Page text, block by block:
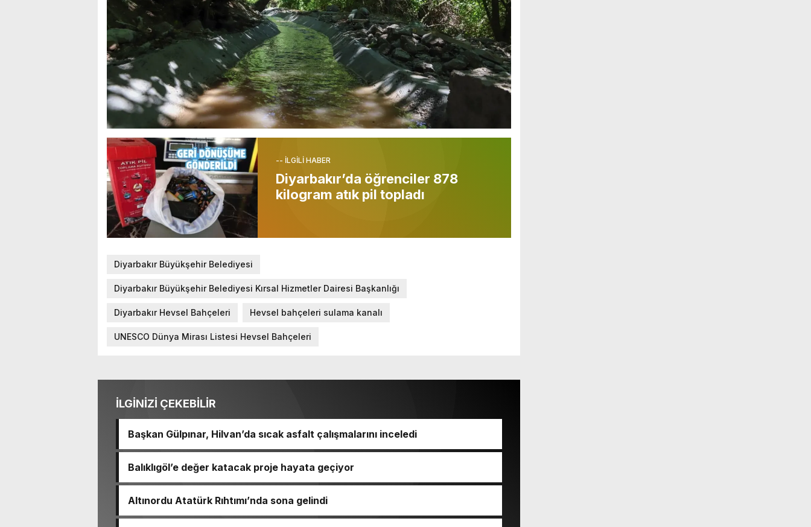
-- İLGİLİ HABER
Diyarbakır’da öğrenciler 878
kilogram atık pil topladı
Diyarbakır Büyükşehir Belediyesi
Diyarbakır Büyükşehir Belediyesi Kırsal Hizmetler Dairesi Başkanlığı
Diyarbakır Hevsel Bahçeleri Hevsel bahçeleri sulama kanalı
UNESCO Dünya Mirası Listesi Hevsel Bahçeleri
İLGİNİZİ ÇEKEBİLİR
Başkan Gülpınar, Hilvan’da sıcak asfalt çalışmalarını inceledi
Balıklıgöl’e değer katacak proje hayata geçiyor
Altınordu Atatürk Rıhtımı’nda sona gelindi